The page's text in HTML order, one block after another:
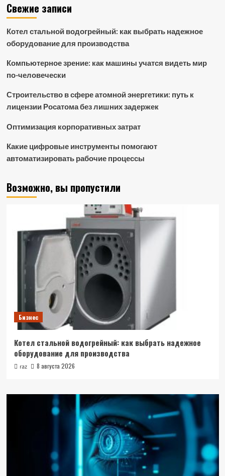
Свежие записи
Котел стальной водогрейный: как выбрать надежное
оборудование для производства
Компьютерное зрение: как машины учатся видеть мир
по-человечески
Строительство в сфере атомной энергетики: путь к
лицензии Росатома без лишних задержек
Оптимизация корпоративных затрат
Какие цифровые инструменты помогают
автоматизировать рабочие процессы
Возможно, вы пропустили
Бизнес
Котел стальной водогрейный: как выбрать надежное
оборудование для производства
raz 8 августа 2026